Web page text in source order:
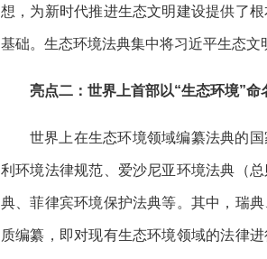
想，为新时代推进生态文明建设提供了
基础。生态环境法典集中将习近平生态文
亮点二：世界上首部以“生态环境”命
世界上在生态环境领域编纂法典的
利环境法律规范、爱沙尼亚环境法典（
典、菲律宾环境保护法典等。其中，瑞
质编纂，即对现有生态环境领域的法律